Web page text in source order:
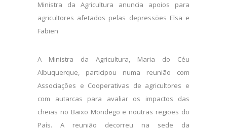
Ministra da Agricultura anuncia apoios para
agricultores afetados pelas depressões Elsa e
Fabien
A Ministra da Agricultura, Maria do Céu
Albuquerque, participou numa reunião com
Associações e Cooperativas de agricultores e
com autarcas para avaliar os impactos das
cheias no Baixo Mondego e noutras regiões do
País. A reunião decorreu na sede da